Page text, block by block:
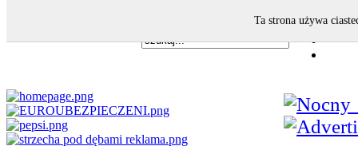
Ta strona używa